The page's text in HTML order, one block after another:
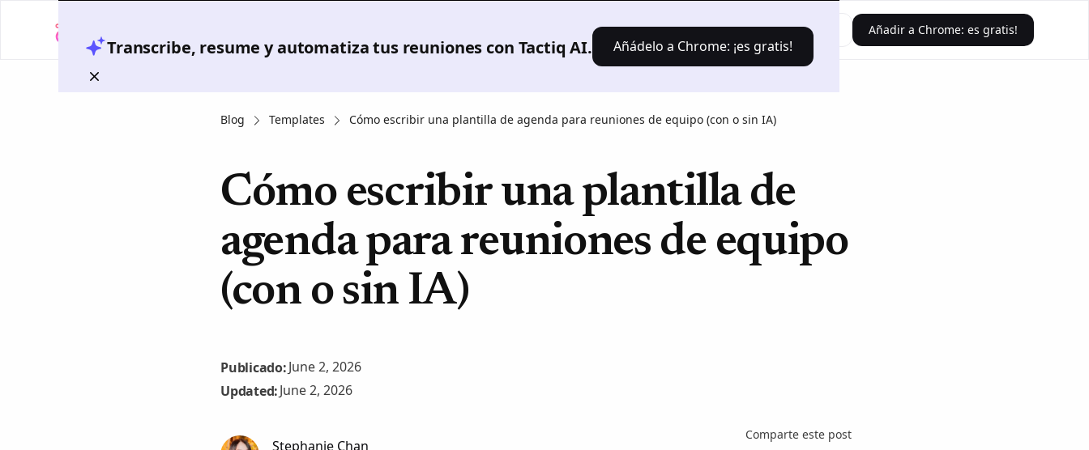
Transcribe, resume y automatiza tus reuniones con Tactiq AI. Añádelo a Chrome: ¡es gratis!
Fijación Recursos Iniciar sesión Añadir a Chrome: es gratis!
Blog Templates Cómo escribir una plantilla de agenda para reuniones de equipo (con o sin IA)
Cómo escribir una plantilla de
agenda para reuniones de equipo
(con o sin IA)
Publicado:June 2, 2026
Updated:June 2, 2026
Stephanie Chan
Comparte este post